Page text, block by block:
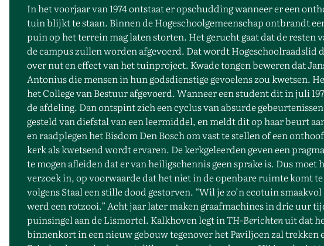
In het voorjaar van 1974 ontstaat er opschudding wanneer er een
tuin blijkt te staan. Binnen de Hogeschoolgemeenschap ontbrandt
puin op het terrein mag laten storten. Het gerucht gaat dat de resten
de campus zullen worden afgevoerd. Dat wordt Hogeschoolraadslid
over nut en effect van het tuinproject. Kwade tongen beweren dat
Antonius die mensen in hun godsdienstige gevoelens zou kwetsen.
het College van Bestuur afgevoerd. Wanneer een student dit in juli
de afdeling. Dan ontspint zich een cyclus van absurde
gesteld van diefstal van een leermiddel, en meldt dit op haar beurt
en raadplegen het Bisdom Den Bosch om vast te stellen of een
kerk als kwetsend wordt ervaren. De kerkgeleerden geven een
te mogen afleiden dat er van heiligschennis geen sprake is. Dus
verzoek in, op voorwaarde dat het niet in de openbare ruimte komt
volgens Staal een stille dood gestorven. “Wil je zo’n ecotuin
werd een rotzooi.” Acht jaar later maken graafmachines in drie uur
puinsingel aan de Lismortel. Kalkhoven legt inTH-Berichtenuit dat
binnenkort in een nieuw gebouw tegenover het Paviljoen zal